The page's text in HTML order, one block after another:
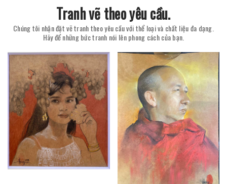
Tranh vẽ theo yêu cầu.
Chúng tôi nhận đặt vẽ tranh theo yêu cầu với thể loại và chất liệu đa dạng.
Hãy để những bức tranh nói lên phong cách của bạn.